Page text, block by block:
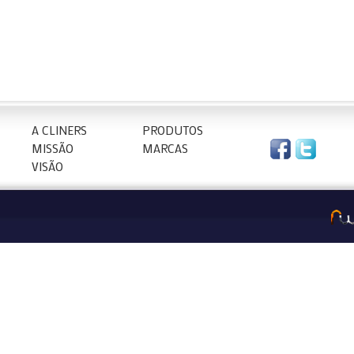
A CLINERS
PRODUTOS
MISSÃO
MARCAS
VISÃO